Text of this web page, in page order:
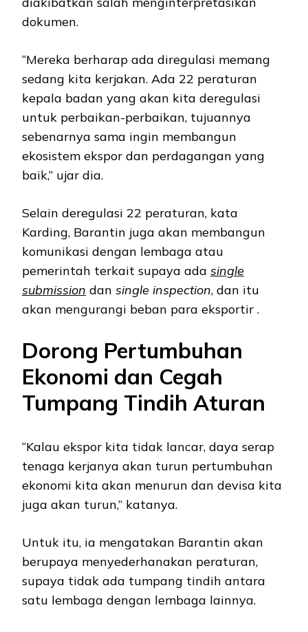
dokumen.
“Mereka berharap ada diregulasi memang
sedang kita kerjakan. Ada 22 peraturan
kepala badan yang akan kita deregulasi
untuk perbaikan-perbaikan, tujuannya
sebenarnya sama ingin membangun
ekosistem ekspor dan perdagangan yang
baik,” ujar dia.
Selain deregulasi 22 peraturan, kata
Karding, Barantin juga akan membangun
komunikasi dengan lembaga atau
pemerintah terkait supaya ada single
submission dan single inspection, dan itu
akan mengurangi beban para eksportir .
Dorong Pertumbuhan
Ekonomi dan Cegah
Tumpang Tindih Aturan
“Kalau ekspor kita tidak lancar, daya serap
tenaga kerjanya akan turun pertumbuhan
ekonomi kita akan menurun dan devisa kita
juga akan turun,” katanya.
Untuk itu, ia mengatakan Barantin akan
berupaya menyederhanakan peraturan,
supaya tidak ada tumpang tindih antara
satu lembaga dengan lembaga lainnya.